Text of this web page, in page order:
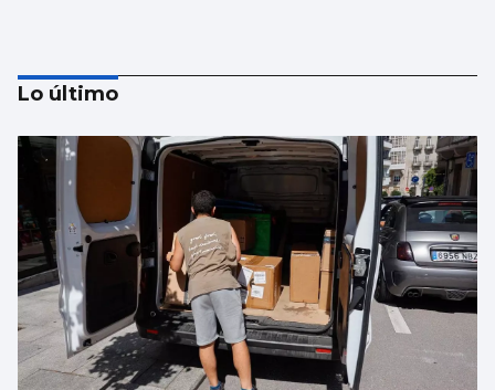
SUCESOS
Hospitalizan a una madre de Sada y hallan
muerto a su recién nacido
Lo último